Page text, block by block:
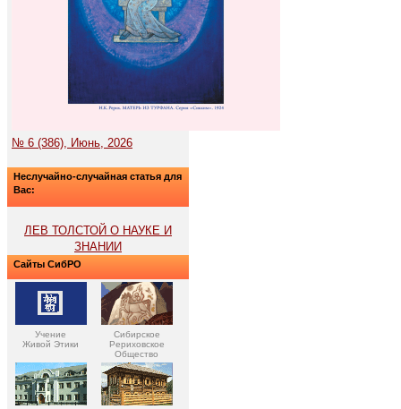
№ 6 (386), Июнь, 2026
Неслучайно-случайная статья для
Вас:
ЛЕВ ТОЛСТОЙ О НАУКЕ И
ЗНАНИИ
Сайты СибРО
Учение
Живой Этики
Сибирское
Рериховское
Общество